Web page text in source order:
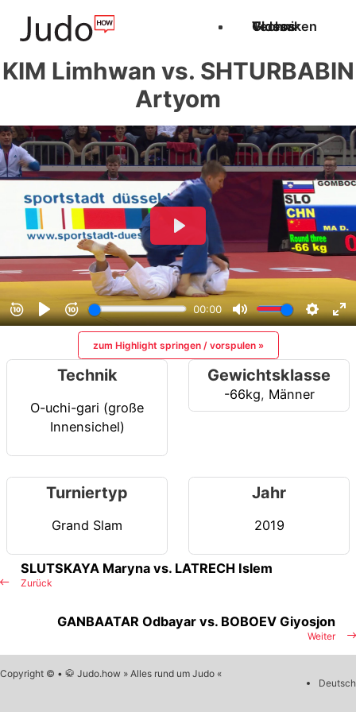
Techniken
Videos
Glossar
KIM Limhwan vs. SHTURBABIN
Artyom
zum Highlight springen / vorspulen »
Technik
O-uchi-gari (große
Innensichel)
Gewichtsklasse
-66kg, Männer
Turniertyp
Grand Slam
Jahr
2019
Zurück
SLUTSKAYA Maryna vs. LATRECH Islem
Weiter
GANBAATAR Odbayar vs. BOBOEV Giyosjon
Copyright © • 🥋 Judo.how » Alles rund um Judo «
Deutsch